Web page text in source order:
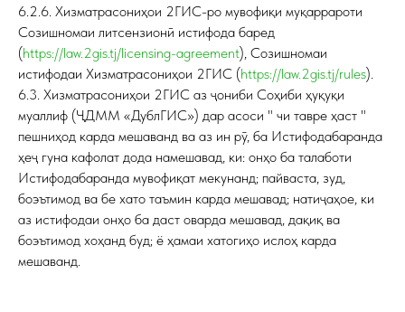
6.2.6. Хизматрасониҳои 2ГИС-ро мувофиқи муқаррароти
Созишномаи литсензионӣ истифода баред
(https://law.2gis.tj/licensing-agreement), Созишномаи
истифодаи Хизматрасониҳои 2ГИС (https://law.2gis.tj/rules).
6.3. Хизматрасониҳои 2ГИС аз ҷониби Соҳиби ҳуқуқи
муаллиф (ҶДММ «ДублГИС») дар асоси " чи тавре ҳаст "
пешниҳод карда мешаванд ва аз ин рӯ, ба Истифодабаранда
ҳеҷ гуна кафолат дода намешавад, ки: онҳо ба талаботи
Истифодабаранда мувофиқат мекунанд; пайваста, зуд,
боэътимод ва бе хато таъмин карда мешавад; натиҷаҳое, ки
аз истифодаи онҳо ба даст оварда мешавад, дақиқ ва
боэътимод хоҳанд буд; ё ҳамаи хатогиҳо ислоҳ карда
мешаванд.